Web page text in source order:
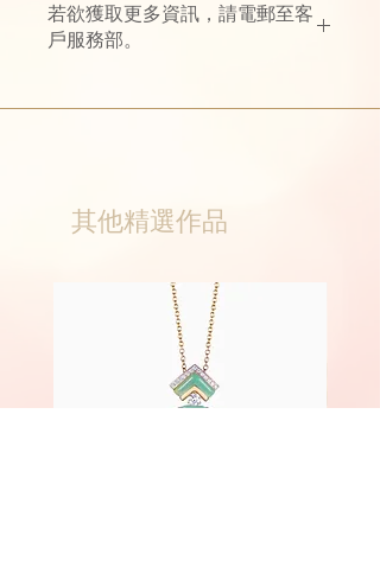
若欲獲取更多資訊，請電郵至客
戶服務部。
其他精選作品